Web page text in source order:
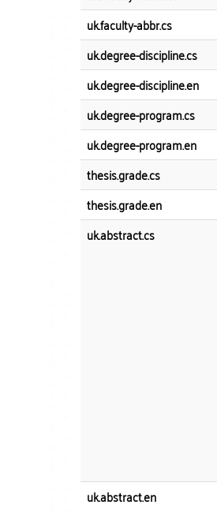
uk.faculty-abbr.cs
uk.degree-discipline.cs
uk.degree-discipline.en
uk.degree-program.cs
uk.degree-program.en
thesis.grade.cs
thesis.grade.en
uk.abstract.cs
uk.abstract.en